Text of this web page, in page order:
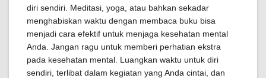
diri sendiri. Meditasi, yoga, atau bahkan sekadar
menghabiskan waktu dengan membaca buku bisa
menjadi cara efektif untuk menjaga kesehatan mental
Anda. Jangan ragu untuk memberi perhatian ekstra
pada kesehatan mental. Luangkan waktu untuk diri
sendiri, terlibat dalam kegiatan yang Anda cintai, dan